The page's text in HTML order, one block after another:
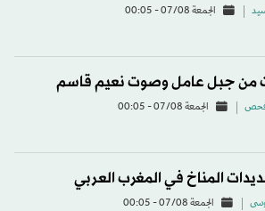
الجمعة 07/08 - 00:05
من جبل عامل وصوت نعيم قاسم
الجمعة 07/08 - 00:05
المناخ في المغرب العربي
الجمعة 07/08 - 00:05